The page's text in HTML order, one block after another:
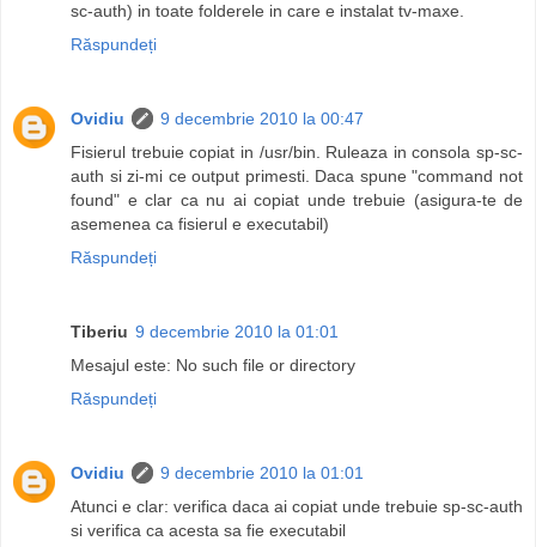
sc-auth) in toate folderele in care e instalat tv-maxe.
Răspundeți
Ovidiu
9 decembrie 2010 la 00:47
Fisierul trebuie copiat in /usr/bin. Ruleaza in consola sp-sc-
auth si zi-mi ce output primesti. Daca spune "command not
found" e clar ca nu ai copiat unde trebuie (asigura-te de
asemenea ca fisierul e executabil)
Răspundeți
Tiberiu 9 decembrie 2010 la 01:01
Mesajul este: No such file or directory
Răspundeți
Ovidiu
9 decembrie 2010 la 01:01
Atunci e clar: verifica daca ai copiat unde trebuie sp-sc-auth
si verifica ca acesta sa fie executabil